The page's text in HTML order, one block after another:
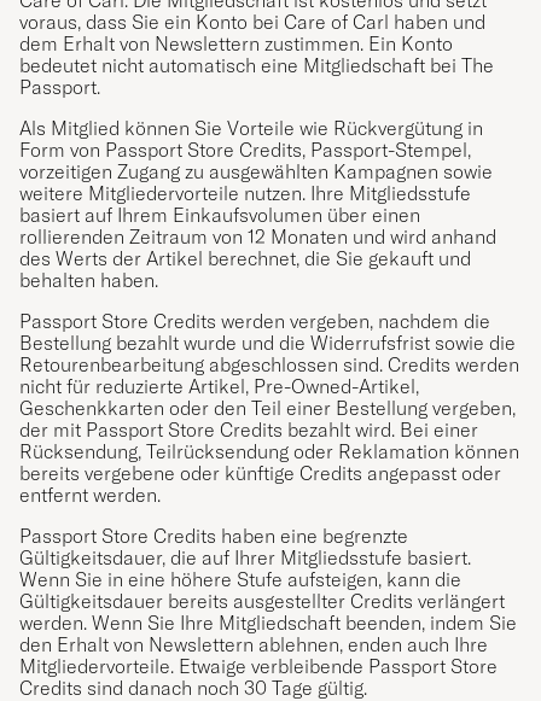
voraus, dass Sie ein Konto bei Care of Carl haben und
dem Erhalt von Newslettern zustimmen. Ein Konto
bedeutet nicht automatisch eine Mitgliedschaft bei The
Passport.
Als Mitglied können Sie Vorteile wie Rückvergütung in
Form von Passport Store Credits, Passport-Stempel,
vorzeitigen Zugang zu ausgewählten Kampagnen sowie
weitere Mitgliedervorteile nutzen. Ihre Mitgliedsstufe
basiert auf Ihrem Einkaufsvolumen über einen
rollierenden Zeitraum von 12 Monaten und wird anhand
des Werts der Artikel berechnet, die Sie gekauft und
behalten haben.
Passport Store Credits werden vergeben, nachdem die
Bestellung bezahlt wurde und die Widerrufsfrist sowie die
Retourenbearbeitung abgeschlossen sind. Credits werden
nicht für reduzierte Artikel, Pre-Owned-Artikel,
Geschenkkarten oder den Teil einer Bestellung vergeben,
der mit Passport Store Credits bezahlt wird. Bei einer
Rücksendung, Teilrücksendung oder Reklamation können
bereits vergebene oder künftige Credits angepasst oder
entfernt werden.
Passport Store Credits haben eine begrenzte
Gültigkeitsdauer, die auf Ihrer Mitgliedsstufe basiert.
Wenn Sie in eine höhere Stufe aufsteigen, kann die
Gültigkeitsdauer bereits ausgestellter Credits verlängert
werden. Wenn Sie Ihre Mitgliedschaft beenden, indem Sie
den Erhalt von Newslettern ablehnen, enden auch Ihre
Mitgliedervorteile. Etwaige verbleibende Passport Store
Credits sind danach noch 30 Tage gültig.